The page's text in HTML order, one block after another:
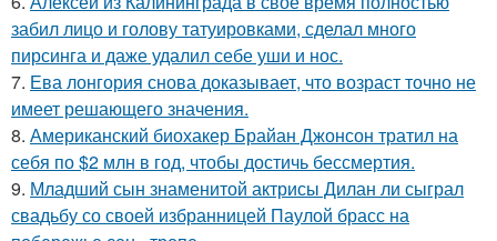
забил лицо и голову татуировками, сделал много
пирсинга и даже удалил себе уши и нос.
7. Ева лонгория снова доказывает, что возраст точно не
имеет решающего значения.
8. Американский биохакер Брайан Джонсон тратил на
себя по $2 млн в год, чтобы достичь бессмертия.
9. Младший сын знаменитой актрисы Дилан ли сыграл
свадьбу со своей избранницей Паулой брасс на